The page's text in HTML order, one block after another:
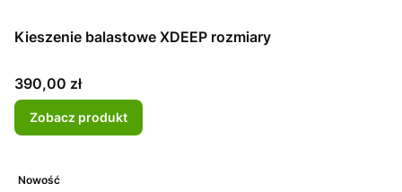
Kieszenie balastowe XDEEP rozmiary
Cena
390,00 zł
Zobacz produkt
Nowość